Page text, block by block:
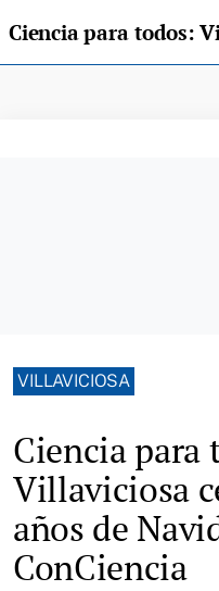
VILLAVICIOSA
Ciencia para
Villaviciosa
años de
ConCiencia